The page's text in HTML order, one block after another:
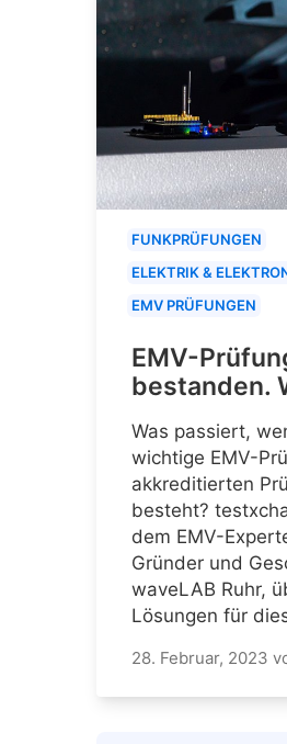
FUNKPRÜFUNGEN
ELEKTRIK &
EMV PRÜFUNGEN
EMV-
bestanden.
Was passiert,
wichtige EMV-
akkreditierten
besteht?
dem EMV-
Gründer und
waveLAB Ruhr,
Lösungen für
28. Februar, 2023